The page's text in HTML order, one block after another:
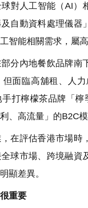
對人工智能（AI）
自動資料處理儀
智能相關需求，屬
分內地餐飲品牌南
面臨高舖租、人
打檸檬茶品牌「
、高流量」的B2C
在評估香港市場時
球市場、跨境融資
顯差異。
重要